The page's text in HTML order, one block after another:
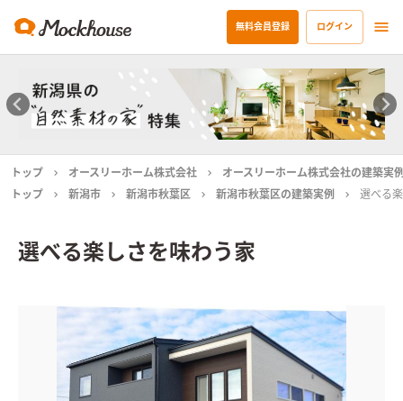
無料会員登録 ログイン
トップ オースリーホーム株式会社
オースリーホーム株式会社の建築実
トップ
新潟市 新潟市秋葉区 新潟市秋葉区の建築実例 選べる
選べる楽しさを味わう家